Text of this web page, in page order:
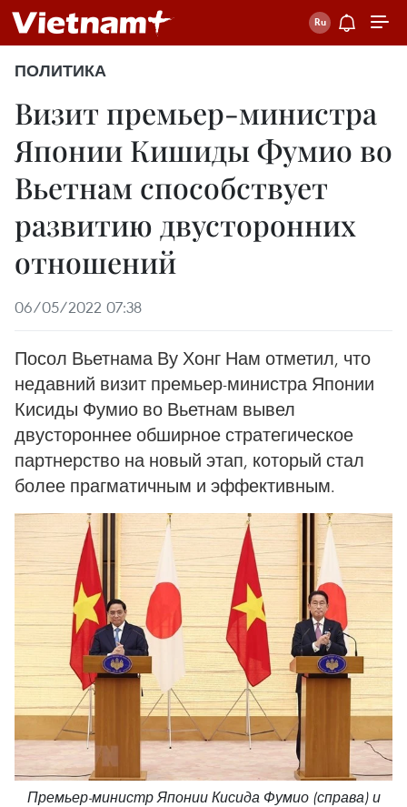
ПОЛИТИКА
Визит премьер-министра
Японии Кишиды Фумио во
Вьетнам способствует
развитию двусторонних
отношений
06/05/2022 07:38
Посол Вьетнама Ву Хонг Нам отметил, что
недавний визит премьер-министра Японии
Кисиды Фумио во Вьетнам вывел
двустороннее обширное стратегическое
партнерство на новый этап, который стал
более прагматичным и эффективным.
Премьер-министр Японии Кисида Фумио (справа) и